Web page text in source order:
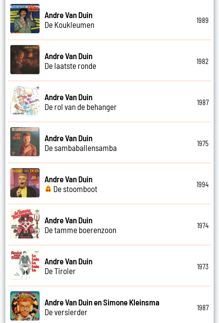
Andre Van Duin
De Koukleumen
1989
Andre Van Duin
De laatste ronde
1982
Andre Van Duin
De rol van de behanger
1987
Andre Van Duin
De sambaballensamba
1975
Andre Van Duin
De stoomboot
1994
Andre Van Duin
De tamme boerenzoon
1974
Andre Van Duin
De Tiroler
1973
Andre Van Duin en Simone Kleinsma
De versierder
1987